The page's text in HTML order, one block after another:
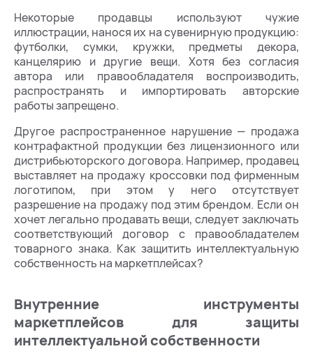
Некоторые продавцы используют чужие
иллюстрации, нанося их на сувенирную продукцию:
футболки, сумки, кружки, предметы декора,
канцелярию и другие вещи. Хотя без согласия
автора или правообладателя воспроизводить,
распространять и импортировать авторские
работы запрещено.
Другое распространенное нарушение — продажа
контрафактной продукции без лицензионного или
дистрибьюторского договора. Например, продавец
выставляет на продажу кроссовки под фирменным
логотипом, при этом у него отсутствует
разрешение на продажу под этим брендом. Если он
хочет легально продавать вещи, следует заключать
соответствующий договор с правообладателем
товарного знака. Как защитить интеллектуальную
собственность на маркетплейсах?
Внутренние инструменты
маркетплейсов для защиты
интеллектуальной собственности